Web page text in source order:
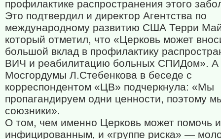
профилактике распространения этого
Это подтвердил и директор Агентства по
международному развитию США Терри
который отметил, что «Церковь может
большой вклад в профилактику
ВИЧ и реабилитацию больных СПИДом». А
Мосгордумы Л.Стебенкова в беседе с
корреспондентом «ЦВ» подчеркнула: «Мы
пропагандируем одни ценности, поэтому
союзники».
О том, чем именно Церковь может помочь
инфицированным, и «группе риска» —